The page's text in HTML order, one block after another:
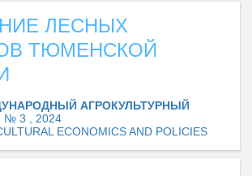
ЛЕСНЫХ
ТЮМЕНСКОЙ
АГРОКУЛЬТУРНЫЙ
№ 3 , 2024
ECONOMICS AND POLICIES